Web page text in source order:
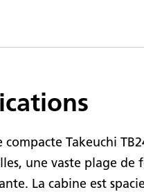
compacte Takeuchi
une vaste plage
La cabine est